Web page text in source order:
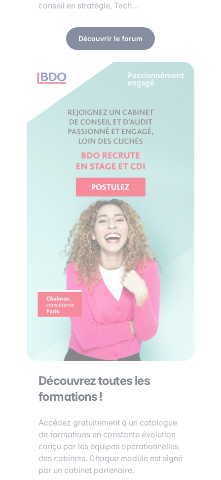
conseil en stratégie, Tech…
Découvrir le forum
Découvrez toutes les
formations !
Accédez gratuitement à un catalogue
de formations en constante évolution
conçu par les équipes opérationnelles
des cabinets. Chaque module est signé
par un cabinet partenaire.